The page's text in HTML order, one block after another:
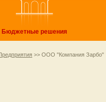
Бюджетные решения
>> ООО "Компания Зарбо"